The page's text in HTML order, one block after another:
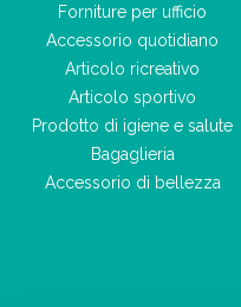
Forniture per ufficio
Accessorio quotidiano
Articolo ricreativo
Articolo sportivo
Prodotto di igiene e salute
Bagaglieria
Accessorio di bellezza